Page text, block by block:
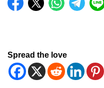
Spread the love